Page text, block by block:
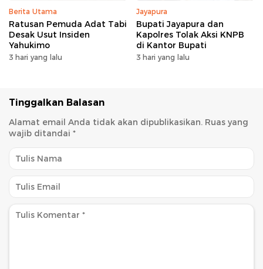
Berita Utama
Ratusan Pemuda Adat Tabi
Desak Usut Insiden
Yahukimo
3 hari yang lalu
Jayapura
Bupati Jayapura dan
Kapolres Tolak Aksi KNPB
di Kantor Bupati
3 hari yang lalu
Tinggalkan Balasan
Alamat email Anda tidak akan dipublikasikan. Ruas yang
wajib ditandai *